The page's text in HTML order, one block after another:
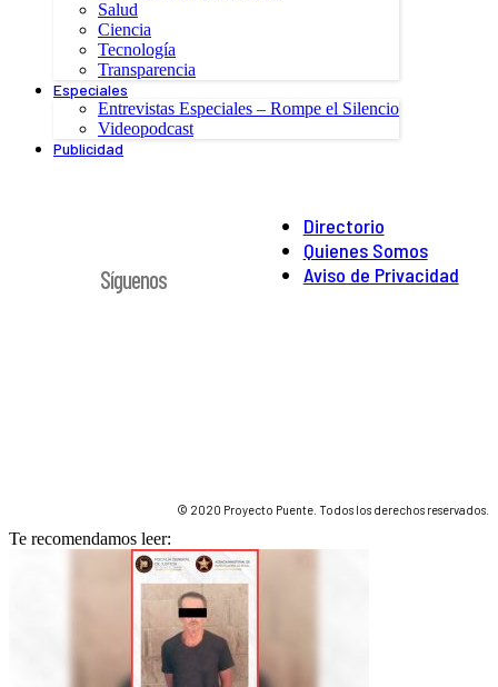
Salud
Ciencia
Tecnología
Transparencia
Especiales
Entrevistas Especiales – Rompe el Silencio
Videopodcast
Publicidad
Directorio
Quienes Somos
Aviso de Privacidad
Síguenos
© 2020 Proyecto Puente. Todos los derechos reservados.
Te recomendamos leer: